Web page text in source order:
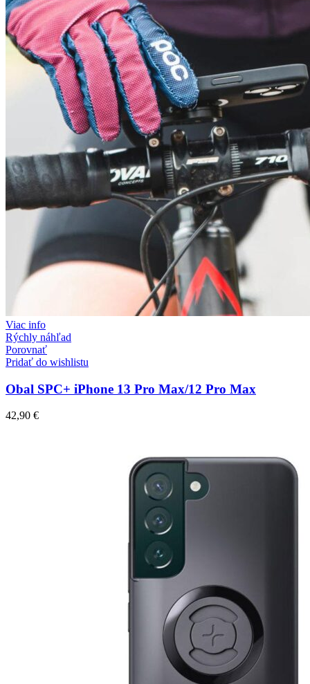
Viac info
Rýchly náhľad
Porovnať
Pridať do wishlistu
Obal SPC+ iPhone 13 Pro Max/12 Pro Max
42,90 €